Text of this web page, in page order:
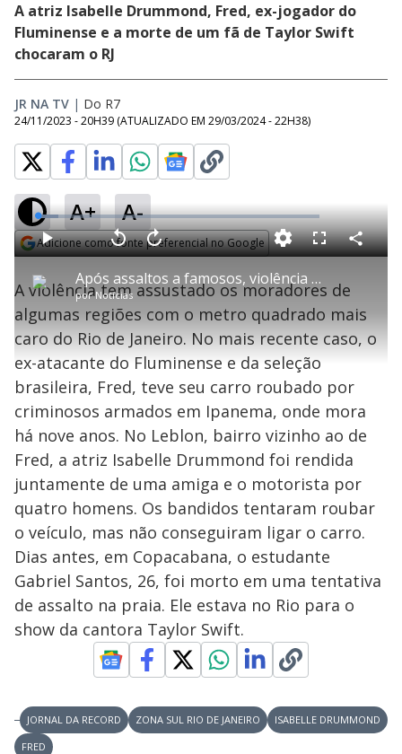
A atriz Isabelle Drummond, Fred, ex-jogador do
Fluminense e a morte de um fã de Taylor Swift
chocaram o RJ
JR NA TV | Do R7
24/11/2023 - 20H39 (ATUALIZADO EM 29/03/2024 - 22H38)
A+ A-
Adicione como fonte preferencial no Google
P
l
a
y
V
i
d
e
o
Após assaltos a famosos, violência na zona sul do Rio preocupa moradores
porNotícias
P V
t
a
r
1
0
e
g
n
d
s
A
n
ç
a
1
s
e
u
n
o
s
M
u
d
o
L
o
a
d
e
7
.
4
0
%
F
l
s
c
e
n
C
o
i
l
a
r
A violência tem assustado os moradores de
algumas regiões com o metro quadrado mais
caro do Rio de Janeiro. No mais recente caso, o
ex-atacante do Fluminense e da seleção
brasileira, Fred, teve seu carro roubado por
criminosos armados em Ipanema, onde mora
há nove anos. No Leblon, bairro vizinho ao de
Fred, a atriz Isabelle Drummond foi rendida
juntamente de uma amiga e o motorista por
quatro homens. Os bandidos tentaram roubar
o veículo, mas não conseguiram ligar o carro.
Dias antes, em Copacabana, o estudante
Gabriel Santos, 26, foi morto em uma tentativa
de assalto na praia. Ele estava no Rio para o
show da cantora Taylor Swift.
JORNAL DA RECORD ZONA SUL RIO DE JANEIRO
ISABELLE DRUMMOND
FRED